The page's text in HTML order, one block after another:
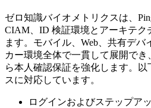
ゼロ知識バイオメトリクスは、
CIAM、ID 検証環境とアーキテク
ます。モバイル、Web、共有デ
カー環境全体で一貫して展開で
ら本人確認保証を強化します。
スに対応しています。
ログインおよびステップア